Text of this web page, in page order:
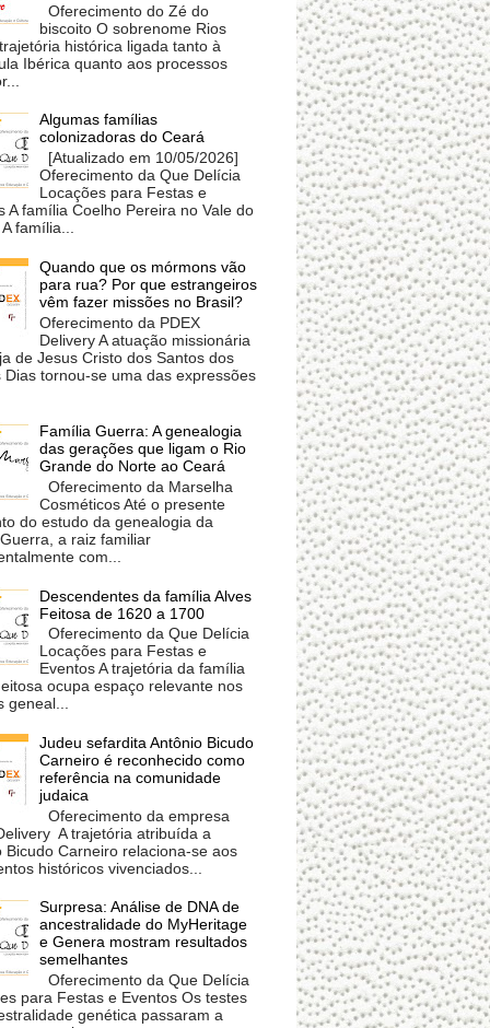
Oferecimento do Zé do
biscoito O sobrenome Rios
histórica ligada tanto à
Ibérica quanto aos processos
Algumas famílias
colonizadoras do Ceará
[Atualizado em 10/05/2026]
Oferecimento da Que Delícia
Locações para Festas e
A família Coelho Pereira no Vale do
família...
Quando que os mórmons vão
para rua? Por que estrangeiros
vêm fazer missões no Brasil?
Oferecimento da PDEX
Delivery A atuação missionária
de Jesus Cristo dos Santos dos
Dias tornou-se uma das expressões
Família Guerra: A genealogia
das gerações que ligam o Rio
Grande do Norte ao Ceará
Oferecimento da Marselha
Cosméticos Até o presente
do estudo da genealogia da
a raiz familiar
com...
Descendentes da família Alves
Feitosa de 1620 a 1700
Oferecimento da Que Delícia
Locações para Festas e
Eventos A trajetória da família
ocupa espaço relevante nos
geneal...
Judeu sefardita Antônio Bicudo
Carneiro é reconhecido como
referência na comunidade
judaica
Oferecimento da empresa
A trajetória atribuída a
Bicudo Carneiro relaciona-se aos
históricos vivenciados...
Surpresa: Análise de DNA de
ancestralidade do MyHeritage
e Genera mostram resultados
semelhantes
Oferecimento da Que Delícia
para Festas e Eventos Os testes
genética passaram a